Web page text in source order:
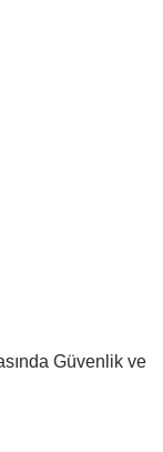
Güvenlik ve